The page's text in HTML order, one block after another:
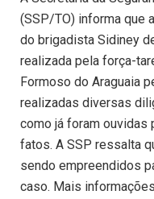
(SSP/TO) informa que
do brigadista Sidiney
realizada pela força-
Formoso do Araguaia
realizadas diversas
como já foram
fatos. A SSP ressalta
sendo empreendidos
caso. Mais